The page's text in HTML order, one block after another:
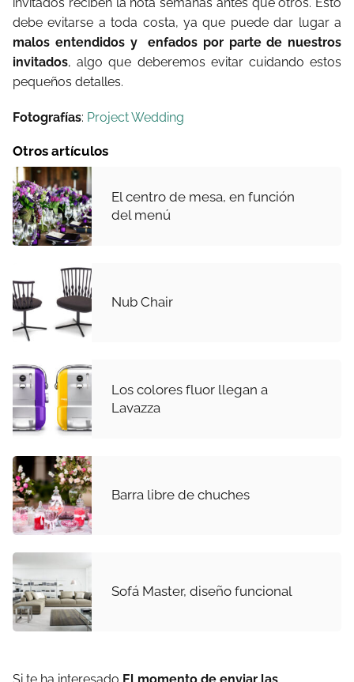
debe evitarse a toda costa, ya que puede dar lugar a
malos entendidos y enfados por parte de nuestros
invitados, algo que deberemos evitar cuidando estos
pequeños detalles.
Fotografías: Project Wedding
Otros artículos
El centro de mesa, en función
del menú
Nub Chair
Los colores fluor llegan a
Lavazza
Barra libre de chuches
Sofá Master, diseño funcional
Si te ha interesado El momento de enviar las